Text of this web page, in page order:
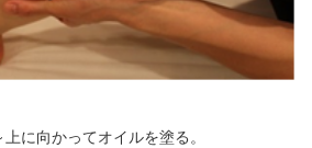
に向かってオイルを塗る。